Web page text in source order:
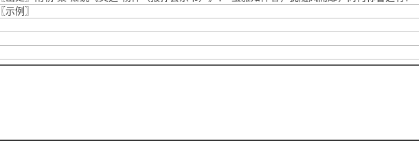
〖示例〗